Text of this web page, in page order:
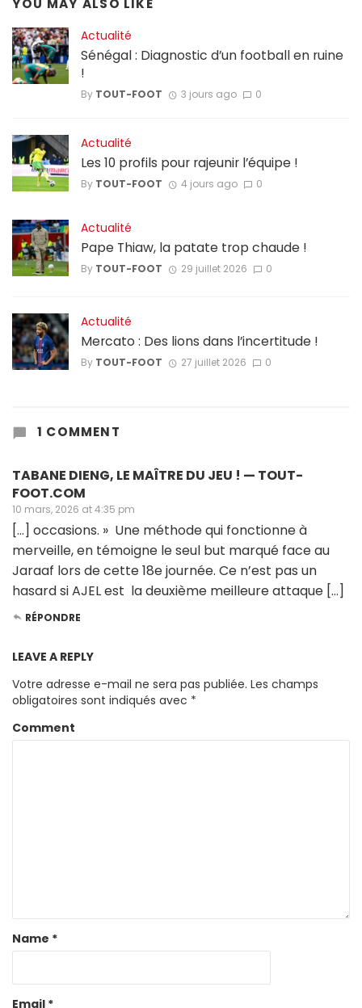
YOU MAY ALSO LIKE
Actualité
Sénégal : Diagnostic d’un football en ruine
!
By TOUT-FOOT 3 jours ago 0
Actualité
Les 10 profils pour rajeunir l’équipe !
By TOUT-FOOT 4 jours ago 0
Actualité
Pape Thiaw, la patate trop chaude !
By TOUT-FOOT 29 juillet 2026 0
Actualité
Mercato : Des lions dans l’incertitude !
By TOUT-FOOT 27 juillet 2026 0
1 COMMENT
TABANE DIENG, LE MAÎTRE DU JEU ! — TOUT-
FOOT.COM
10 mars, 2026 at 4:35 pm
[…] occasions. » Une méthode qui fonctionne à
merveille, en témoigne le seul but marqué face au
Jaraaf lors de cette 18e journée. Ce n’est pas un
hasard si AJEL est la deuxième meilleure attaque […]
RÉPONDRE
LEAVE A REPLY
Votre adresse e-mail ne sera pas publiée. Les champs
obligatoires sont indiqués avec *
Comment
Name *
Email *